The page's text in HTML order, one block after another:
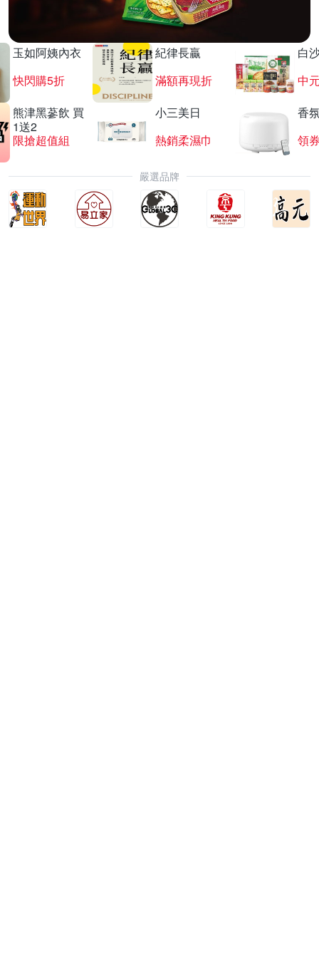
玉如阿姨內衣
快閃購5折
紀律長贏
滿額再現折
白
中
熊津黑蔘飲 買
1送2
限搶超值組
小三美日
熱銷柔濕巾
香
領
嚴選品牌